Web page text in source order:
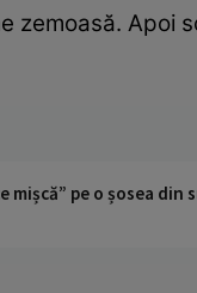
zemoasă. Apoi
mișcă” pe o șosea